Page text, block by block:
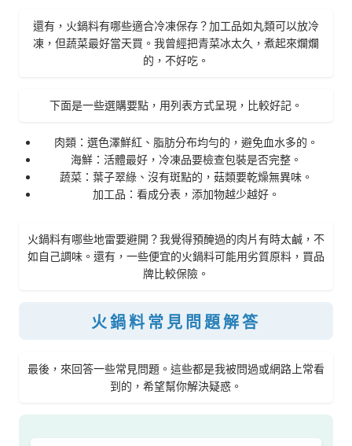
還有，火鍋料有哪些適合冷凍保存？加工品如丸類可以放冷
凍，但蔬菜最好當天買。我曾經把青菜冰太久，煮起來爛爛
的，不好吃。
下面是一些選購要點，用列表方式呈現，比較好記。
肉類：選色澤鮮紅、脂肪分布均勻的，避免血水多的。
海鮮：活體最好，冷凍品要檢查包裝是否完整。
蔬菜：葉子翠綠、沒有斑點的，菇類要乾燥無異味。
加工品：看成分表，添加物越少越好。
火鍋料有哪些地雷要避開？我覺得預醃過的肉片有時太鹹，不
如自己調味。還有，一些便宜的火鍋料可能用劣質原料，買品
牌比較保險。
火鍋料常見問題解答
最後，來回答一些常見問題。這些都是我被問過或網路上常看
到的，希望幫你解決疑惑。